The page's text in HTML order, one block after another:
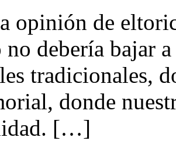
de
debería bajar
tradicionales,
donde
[…]